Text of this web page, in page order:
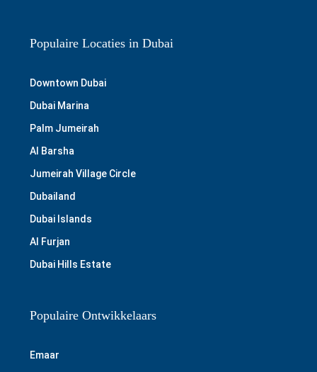
Populaire Locaties in Dubai
Downtown Dubai
Dubai Marina
Palm Jumeirah
Al Barsha
Jumeirah Village Circle
Dubailand
Dubai Islands
Al Furjan
Dubai Hills Estate
Populaire Ontwikkelaars
Emaar